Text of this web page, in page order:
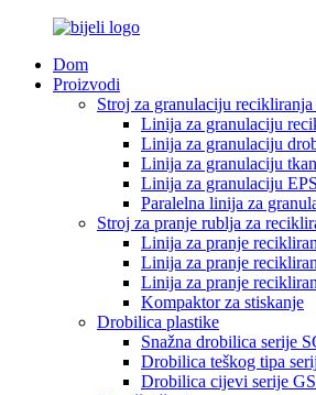
Dom
Proizvodi
Stroj za granulaciju
Linija za granulaciju
Linija za granulaciju
Linija za granulaciju
Linija za granulaciju
Paralelna linija za
Stroj za pranje rublja za
Linija za pranje
Linija za pranje
Linija za pranje
Kompaktor za stiskanje
Drobilica plastike
Snažna drobilica serije
Drobilica teškog tipa
Drobilica cijevi serije